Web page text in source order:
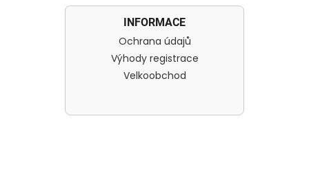
INFORMACE
Ochrana údajů
Výhody registrace
Velkoobchod